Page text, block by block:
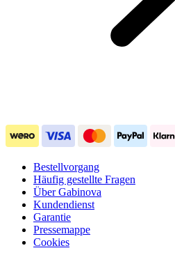
Bestellvorgang
Häufig gestellte Fragen
Über Gabinova
Kundendienst
Garantie
Pressemappe
Cookies